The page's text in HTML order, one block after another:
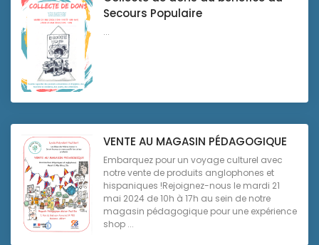
Secours Populaire
...
VENTE AU MAGASIN PÉDAGOGIQUE
Embarquez pour un voyage culturel avec
notre vente de produits anglophones et
hispaniques !Rejoignez-nous le mardi 21
mai 2024 de 10h à 17h au sein de notre
magasin pédagogique pour une expérience
shop ...